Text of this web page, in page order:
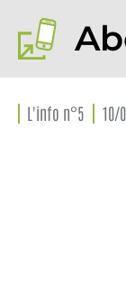
L'info n°5 10/